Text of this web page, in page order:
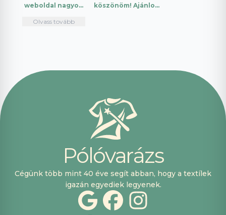
weboldal nagyon
használni.
fogok innen
Olvass tovább
köszönöm! Ajánlom
Pólóvarázs
Cégünk több mint 40 éve segít abban, hogy a textílek
igazán egyediek legyenek.